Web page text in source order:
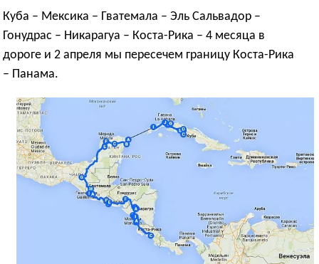
Куба – Мексика – Гватемала – Эль Сальвадор –
Гонудрас – Никарагуа – Коста-Рика – 4 месяца в
дороге и 2 апреля мы пересечем границу Коста-Рика
– Панама.